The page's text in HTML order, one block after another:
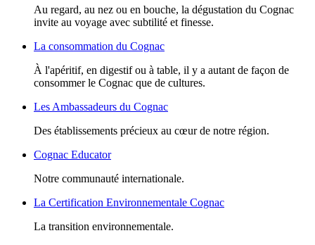
Au regard, au nez ou en bouche, la dégustation du Cognac
invite au voyage avec subtilité et finesse.
La consommation du Cognac
À l'apéritif, en digestif ou à table, il y a autant de façon de
consommer le Cognac que de cultures.
Les Ambassadeurs du Cognac
Des établissements précieux au cœur de notre région.
Cognac Educator
Notre communauté internationale.
La Certification Environnementale Cognac
La transition environnementale.